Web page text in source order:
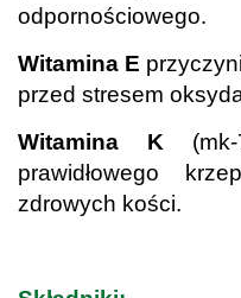
odpornościowego.
Witamina E
przed stresem
Witamina K
prawidłowego
zdrowych kości.